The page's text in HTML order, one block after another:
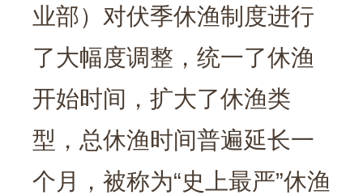
业部）对伏季休渔制度进行
了大幅度调整，统一了休渔
开始时间，扩大了休渔类
型，总休渔时间普遍延长一
个月，被称为“史上最严”休渔